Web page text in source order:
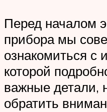
Перед началом
прибора мы
ознакомиться с
которой
важные детали,
обратить